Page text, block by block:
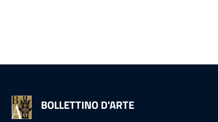
BOLLETTINO D'ARTE